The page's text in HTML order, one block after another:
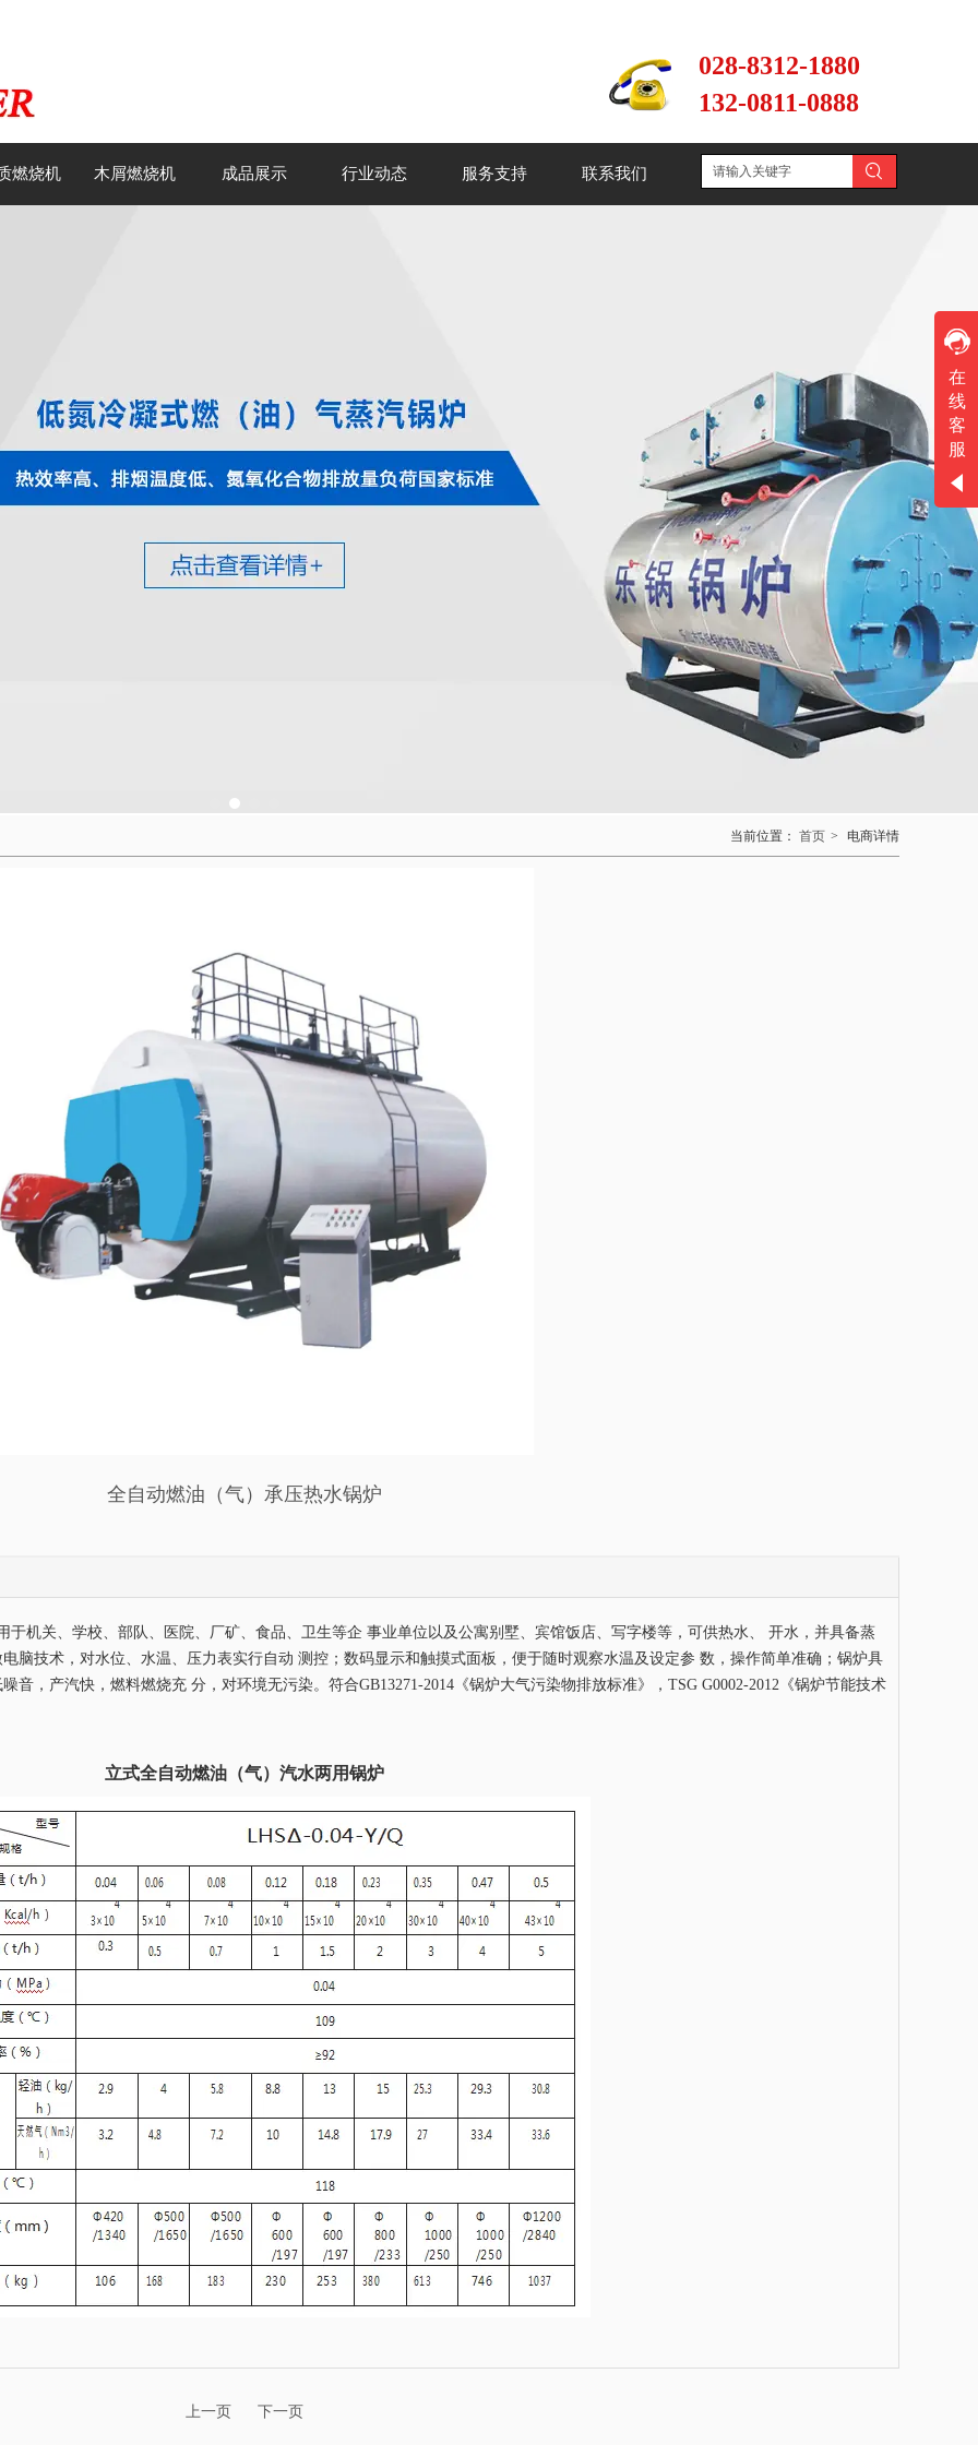
在
线
客
服
工作时间
周一
周六
8:30-17:30
联系方式
028-8312-1880
132-0811-0888
028-8312-1880
132-0811-0888
燃烧机 木屑燃烧机 成品展示 行业动态 服务支持 联系我们
当前位置： 首页 > 电商详情
全自动燃油（气）承压热水锅炉
机关、学校、部队、医院、厂矿、食品、卫生等企 事业单位以及公寓别墅、宾馆饭店、写字楼等，可供热水、 开水，并具备蒸
脑技术，对水位、水温、压力表实行自动 测控；数码显示和触摸式面板，便于随时观察水温及设定参 数，操作简单准确；锅炉具
音，产汽快，燃料燃烧充 分，对环境无污染。符合GB13271-2014《锅炉大气污染物排放标准》，TSG G0002-2012《锅炉节能技术
立式全自动燃油（气）汽水两用锅炉
上一页 下一页